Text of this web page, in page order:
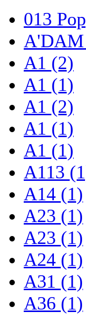
013
A'DAM
A1 (2)
A1 (1)
A1 (2)
A1 (1)
A1 (1)
A113
A14 (1)
A23 (1)
A23 (1)
A24 (1)
A31 (1)
A36 (1)